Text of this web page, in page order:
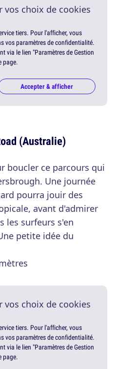
vos choix de cookies
tiers. Pour l'afficher, vous
vos paramètres de confidentialité.
via le lien "Paramètres de Gestion
page.
Accepter & afficher
(Australie)
boucler ce parcours qui
Une journée
pourra jouir des
avant d'admirer
les surfeurs s'en
petite idée du
vos choix de cookies
tiers. Pour l'afficher, vous
vos paramètres de confidentialité.
via le lien "Paramètres de Gestion
page.